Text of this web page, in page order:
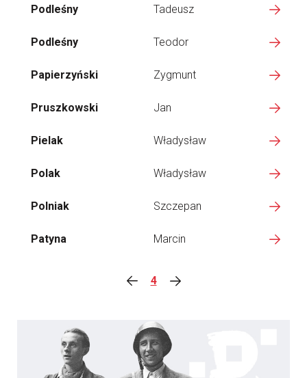
Podleśny Tadeusz
Podleśny Teodor
Papierzyński Zygmunt
Pruszkowski Jan
Pielak Władysław
Polak Władysław
Polniak Szczepan
Patyna Marcin
4